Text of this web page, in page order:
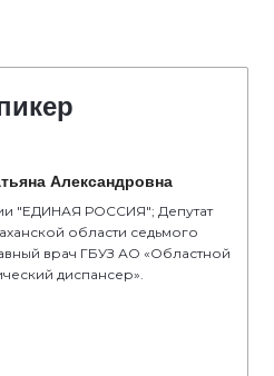
Александровна
"ЕДИНАЯ РОССИЯ"; Депутат
области седьмого
врач ГБУЗ АО «Областной
диспансер».